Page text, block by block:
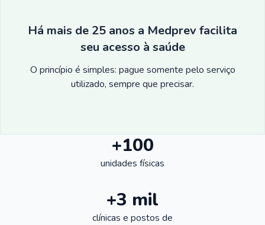
Há mais de 25 anos a Medprev facilita
seu acesso à saúde
O princípio é simples: pague somente pelo serviço
utilizado, sempre que precisar.
+100
unidades físicas
+3 mil
clínicas e postos de